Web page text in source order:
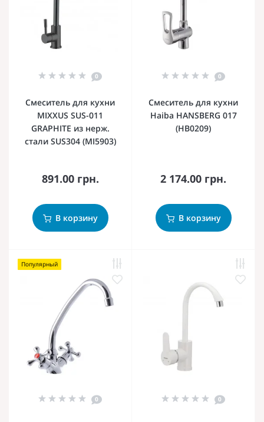
0
Смеситель для кухни
MIXXUS SUS-011
GRAPHITE из нерж.
стали SUS304 (MI5903)
891.00 грн.
В корзину
0
Смеситель для кухни
Haiba HANSBERG 017
(HB0209)
2 174.00 грн.
В корзину
Популярный
0 0